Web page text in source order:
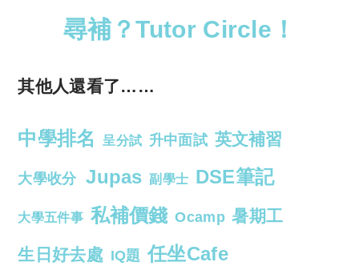
尋補？Tutor Circle！
其他人還看了……
中學排名 呈分試 升中面試 英文補習
大學收分 Jupas 副學士 DSE筆記
大學五件事 私補價錢 Ocamp 暑期工
生日好去處 IQ題 任坐Cafe